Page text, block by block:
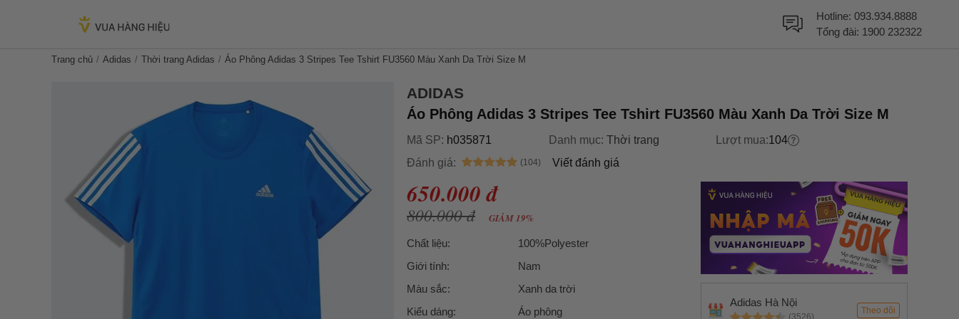
Hotline: 093.934.8888
Tổng đài: 1900 232322
Trang chủ Adidas Thời trang Adidas Áo Phông Adidas 3 Stripes Tee Tshirt FU3560 Màu Xanh Da Trời Size M
ADIDAS
Áo Phông Adidas 3 Stripes Tee Tshirt FU3560 Màu Xanh Da Trời Size M
Mã SP: h035871 Danh mục: Thời trang Lượt mua:104
Đánh giá:
Viết đánh giá
650.000 đ
800.000 đ GIẢM 19%
Chất liệu:
100%Polyester
Giới tính:
Nam
Màu sắc:
Xanh da trời
Kiểu dáng:
Áo phông
Adidas Hà Nội
(3526)
Theo dõi